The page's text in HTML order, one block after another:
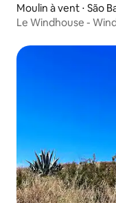
Moulin à vent ⋅ São
Le Windhouse -